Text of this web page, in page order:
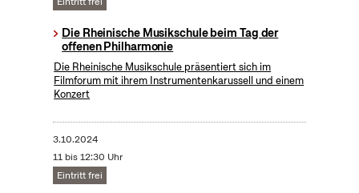
Die Rheinische Musikschule beim Tag der
offenen Philharmonie
Die Rheinische Musikschule präsentiert sich im
Filmforum mit ihrem Instrumentenkarussell und einem
Konzert
3.10.2024
11 bis 12:30 Uhr
Eintritt frei